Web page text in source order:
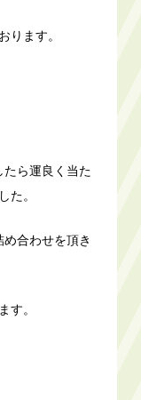
ります。
ら運良く当た
た。
合わせを頂き
す。